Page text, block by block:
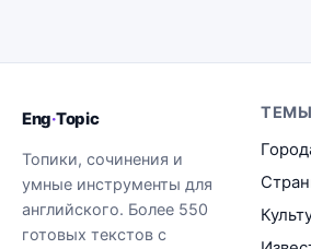
Eng·Topic
Топики, сочинения и
умные инструменты для
английского. Более 550
готовых текстов с
ТЕМЫ